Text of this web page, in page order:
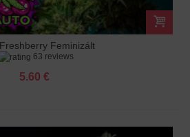
Feminizált
63 reviews
5.60 €